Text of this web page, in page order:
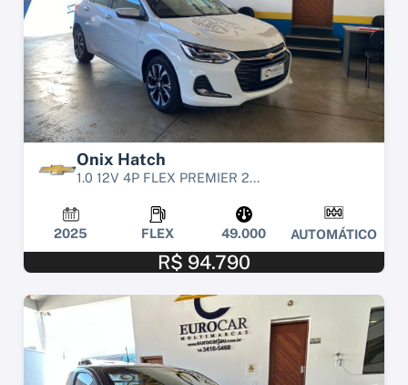
Onix Hatch
1.0 12V 4P FLEX PREMIER 2...
2025 FLEX 49.000 AUTOMÁTICO
R$ 94.790